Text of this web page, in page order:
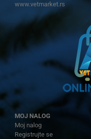
www.vetmarket.rs
MOJ NALOG
Moj nalog
Registrujte se